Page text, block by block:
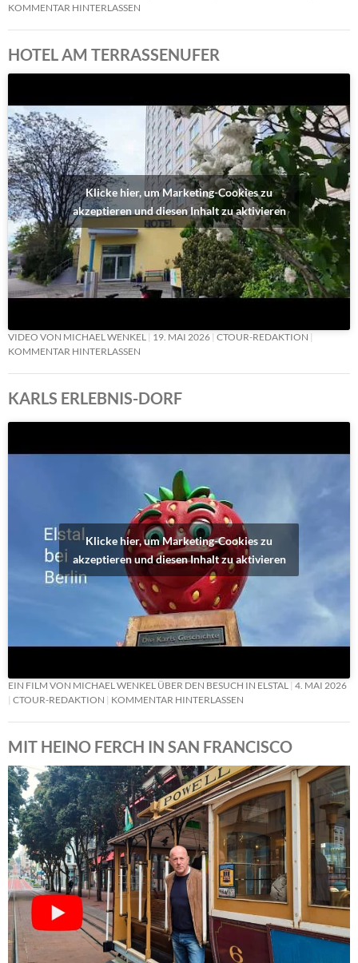
KOMMENTAR HINTERLASSEN
HOTEL AM TERRASSENUFER
Klicke hier, um Marketing-Cookies zu
akzeptieren und diesen Inhalt zu aktivieren
VIDEO VON MICHAEL WENKEL 19. MAI 2026 CTOUR-REDAKTION
KOMMENTAR HINTERLASSEN
KARLS ERLEBNIS-DORF
Klicke hier, um Marketing-Cookies zu
akzeptieren und diesen Inhalt zu aktivieren
EIN FILM VON MICHAEL WENKEL ÜBER DEN BESUCH IN ELSTAL
4. MAI 2026
CTOUR-REDAKTION
KOMMENTAR HINTERLASSEN
MIT HEINO FERCH IN SAN FRANCISCO